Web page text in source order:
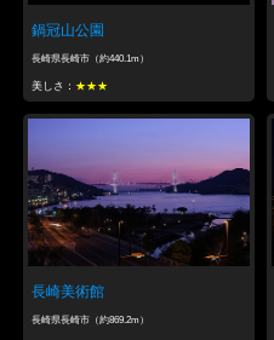
鍋冠山公園
長崎県長崎市（約440.1m）
美しさ： ★★★
長崎美術館
長崎県長崎市（約869.2m）